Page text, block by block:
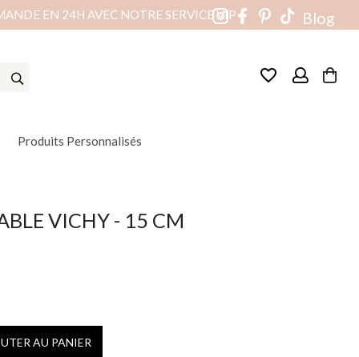
Blog
EN 24H AVEC NOTRE SERVICE VIP
favorite_border
Produits Personnalisés
VICHY - 15 CM
AU PANIER